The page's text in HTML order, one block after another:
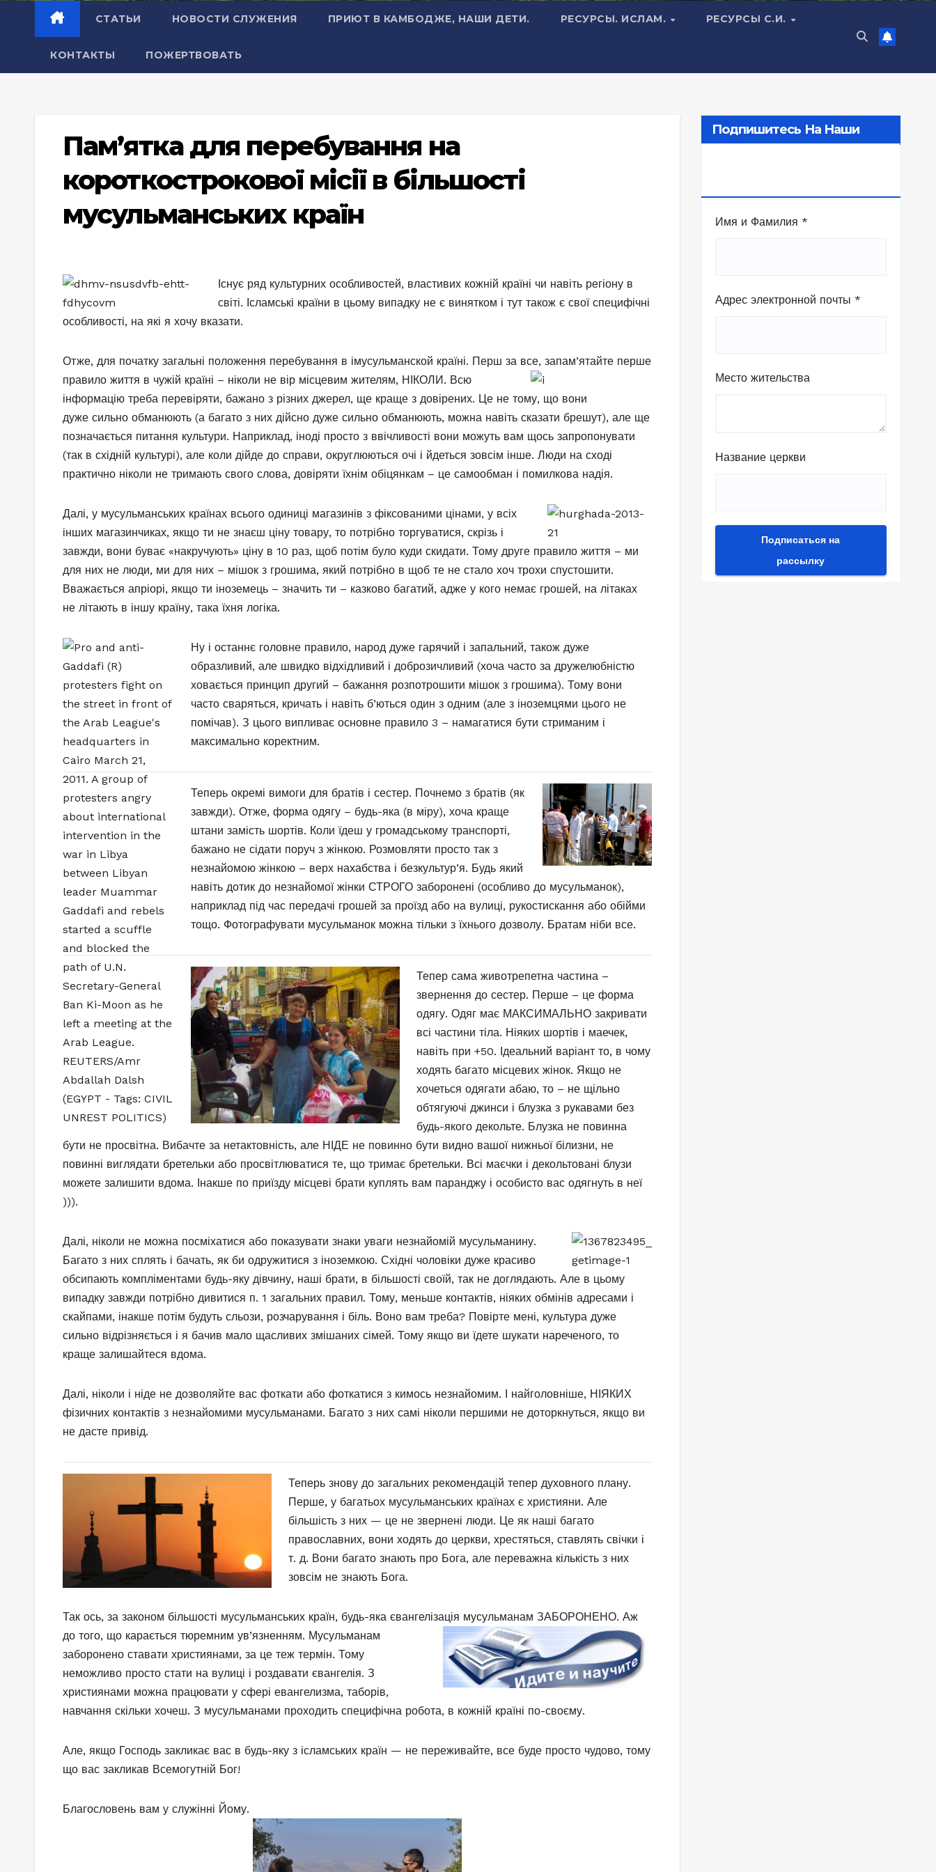
СТАТЬИ НОВОСТИ СЛУЖЕНИЯ ПРИЮТ В КАМБОДЖЕ, НАШИ ДЕТИ. РЕСУРСЫ. ИСЛАМ. РЕСУРСЫ С.И.
КОНТАКТЫ ПОЖЕРТВОВАТЬ
Пам’ятка для перебування на
короткострокової місії в більшості
мусульманських країн
Існує ряд культурних особливостей, властивих кожній країні чи навіть регіону в
світі. Ісламські країни в цьому випадку не є винятком і тут також є свої специфічні
особливості, на які я хочу вказати.
Отже, для початку загальні положення перебування в імусульманской країні. Перш за все, запам’ятайте перше
правило життя в чужій країні – ніколи не вір місцевим жителям, НІКОЛИ. Всю
інформацію треба перевіряти, бажано з різних джерел, ще краще з довірених. Це не тому, що вони
дуже сильно обманюють (а багато з них дійсно дуже сильно обманюють, можна навіть сказати брешут), але ще
позначається питання культури. Наприклад, іноді просто з ввічливості вони можуть вам щось запропонувати
(так в східній культурі), але коли дійде до справи, округлюються очі і йдеться зовсім інше. Люди на сході
практично ніколи не тримають свого слова, довіряти їхнім обіцянкам – це самообман і помилкова надія.
Далі, у мусульманських країнах всього одиниці магазинів з фіксованими цінами, у всіх
інших магазинчиках, якщо ти не знаєш ціну товару, то потрібно торгуватися, скрізь і
завжди, вони буває «накручують» ціну в 10 раз, щоб потім було куди скидати. Тому друге правило життя – ми
для них не люди, ми для них – мішок з грошима, який потрібно в щоб те не стало хоч трохи спустошити.
Вважається апріорі, якщо ти іноземець – значить ти – казково багатий, адже у кого немає грошей, на літаках
не літають в іншу країну, така їхня логіка.
Ну і останнє головне правило, народ дуже гарячий і запальний, також дуже
образливий, але швидко відхідливий і доброзичливий (хоча часто за дружелюбністю
ховається принцип другий – бажання розпотрошити мішок з грошима). Тому вони
часто сваряться, кричать і навіть б’ються один з одним (але з іноземцями цього не
помічав). З цього випливає основне правило 3 – намагатися бути стриманим і
максимально коректним.
Теперь окремі вимоги для братів і сестер. Почнемо з братів (як
завжди). Отже, форма одягу – будь-яка (в міру), хоча краще
штани замість шортів. Коли їдеш у громадському транспорті,
бажано не сідати поруч з жінкою. Розмовляти просто так з
незнайомою жінкою – верх нахабства і безкультур’я. Будь який
навіть дотик до незнайомої жінки СТРОГО заборонені (особливо до мусульманок),
наприклад під час передачі грошей за проїзд або на вулиці, рукостискання або обійми
тощо. Фотографувати мусульманок можна тільки з їхнього дозволу. Братам ніби все.
Тепер сама животрепетна частина –
звернення до сестер. Перше – це форма
одягу. Одяг має МАКСИМАЛЬНО закривати
всі частини тіла. Ніяких шортів і маечек,
навіть при +50. Ідеальний варіант то, в чому
ходять багато місцевих жінок. Якщо не
хочеться одягати абаю, то – не щільно
обтягуючі джинси і блузка з рукавами без
будь-якого декольте. Блузка не повинна
бути не просвітна. Вибачте за нетактовність, але НІДЕ не повинно бути видно вашої нижньої білизни, не
повинні виглядати бретельки або просвітлюватися те, що тримає бретельки. Всі маєчки і декольтовані блузи
можете залишити вдома. Інакше по приїзду місцеві брати куплять вам паранджу і особисто вас одягнуть в неї
))).
Далі, ніколи не можна посміхатися або показувати знаки уваги незнайомій мусульманину.
Багато з них сплять і бачать, як би одружитися з іноземкою. Східні чоловіки дуже красиво
обсипають компліментами будь-яку дівчину, наші брати, в більшості своїй, так не доглядають. Але в цьому
випадку завжди потрібно дивитися п. 1 загальних правил. Тому, меньше контактів, ніяких обмінів адресами і
скайпами, інакше потім будуть сльози, розчарування і біль. Воно вам треба? Повірте мені, культура дуже
сильно відрізняється і я бачив мало щасливих змішаних сімей. Тому якщо ви їдете шукати нареченого, то
краще залишайтеся вдома.
Далі, ніколи і ніде не дозволяйте вас фоткати або фоткатися з кимось незнайомим. І найголовніше, НІЯКИХ
фізичних контактів з незнайомими мусульманами. Багато з них самі ніколи першими не доторкнуться, якщо ви
не дасте привід.
Теперь знову до загальних рекомендацій тепер духовного плану.
Перше, у багатьох мусульманських країнах є християни. Але
більшість з них — це не звернені люди. Це як наші багато
православних, вони ходять до церкви, хрестяться, ставлять свічки і
т. д. Вони багато знають про Бога, але переважна кількість з них
зовсім не знають Бога.
Так ось, за законом більшості мусульманських країн, будь-яка євангелізація мусульманам ЗАБОРОНЕНО. Аж
до того, що карається тюремним ув’язненням. Мусульманам
заборонено ставати християнами, за це теж термін. Тому
неможливо просто стати на вулиці і роздавати євангелія. З
християнами можна працювати у сфері евангелизма, таборів,
навчання скільки хочеш. З мусульманами проходить специфічна робота, в кожній країні по-своєму.
Але, якщо Господь закликає вас в будь-яку з ісламських країн — не переживайте, все буде просто чудово, тому
що вас закликав Всемогутній Бог!
Благословень вам у служінні Йому.
Подпишитесь На Наши
Имя и Фамилия *
Адрес электронной почты *
Место жительства
Название церкви